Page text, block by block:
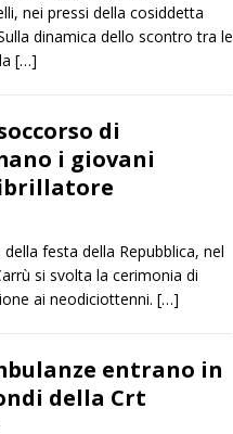
nei pressi della cosiddetta
dinamica dello scontro tra le
[…]
di
i giovani
festa della Repubblica, nel
si svolta la cerimonia di
ai neodiciottenni. […]
entrano in
della Crt